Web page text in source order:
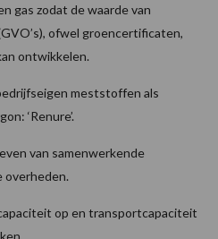
gas zodat de waarde van
ofwel groencertificaten,
ontwikkelen.
meststoffen als
‘Renure’.
van samenwerkende
overheden.
op en transportcapaciteit